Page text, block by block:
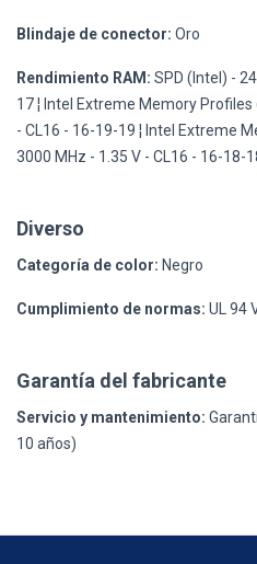
Blindaje de conector: Oro
Rendimiento RAM: SPD (Intel) -
17 ¦ Intel Extreme Memory
- CL16 - 16-19-19 ¦ Intel Extreme
3000 MHz - 1.35 V - CL16 - 16-18-
Diverso
Categoría de color: Negro
Cumplimiento de normas: UL 94
Garantía del fabricante
Servicio y mantenimiento:
10 años)